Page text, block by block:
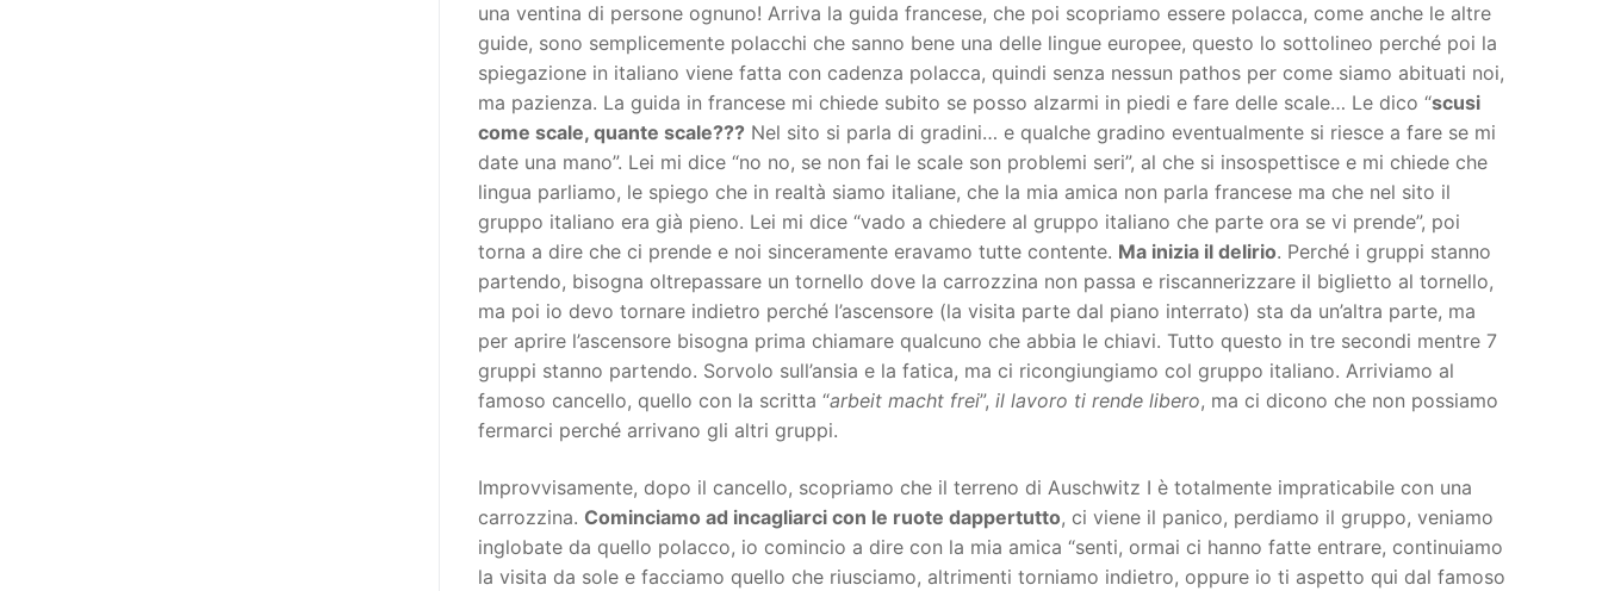
una ventina di persone ognuno! Arriva la guida francese, che poi scopriamo essere polacca, come anche le altre
guide, sono semplicemente polacchi che sanno bene una delle lingue europee, questo lo sottolineo perché poi la
spiegazione in italiano viene fatta con cadenza polacca, quindi senza nessun pathos per come siamo abituati noi,
ma pazienza. La guida in francese mi chiede subito se posso alzarmi in piedi e fare delle scale… Le dico “scusi
come scale, quante scale??? Nel sito si parla di gradini… e qualche gradino eventualmente si riesce a fare se mi
date una mano”. Lei mi dice “no no, se non fai le scale son problemi seri”, al che si insospettisce e mi chiede che
lingua parliamo, le spiego che in realtà siamo italiane, che la mia amica non parla francese ma che nel sito il
gruppo italiano era già pieno. Lei mi dice “vado a chiedere al gruppo italiano che parte ora se vi prende”, poi
torna a dire che ci prende e noi sinceramente eravamo tutte contente. Ma inizia il delirio. Perché i gruppi stanno
partendo, bisogna oltrepassare un tornello dove la carrozzina non passa e riscannerizzare il biglietto al tornello,
ma poi io devo tornare indietro perché l’ascensore (la visita parte dal piano interrato) sta da un’altra parte, ma
per aprire l’ascensore bisogna prima chiamare qualcuno che abbia le chiavi. Tutto questo in tre secondi mentre 7
gruppi stanno partendo. Sorvolo sull’ansia e la fatica, ma ci ricongiungiamo col gruppo italiano. Arriviamo al
famoso cancello, quello con la scritta “arbeit macht frei”, il lavoro ti rende libero, ma ci dicono che non possiamo
fermarci perché arrivano gli altri gruppi.
Improvvisamente, dopo il cancello, scopriamo che il terreno di Auschwitz I è totalmente impraticabile con una
carrozzina. Cominciamo ad incagliarci con le ruote dappertutto, ci viene il panico, perdiamo il gruppo, veniamo
inglobate da quello polacco, io comincio a dire con la mia amica “senti, ormai ci hanno fatte entrare, continuiamo
la visita da sole e facciamo quello che riusciamo, altrimenti torniamo indietro, oppure io ti aspetto qui dal famoso